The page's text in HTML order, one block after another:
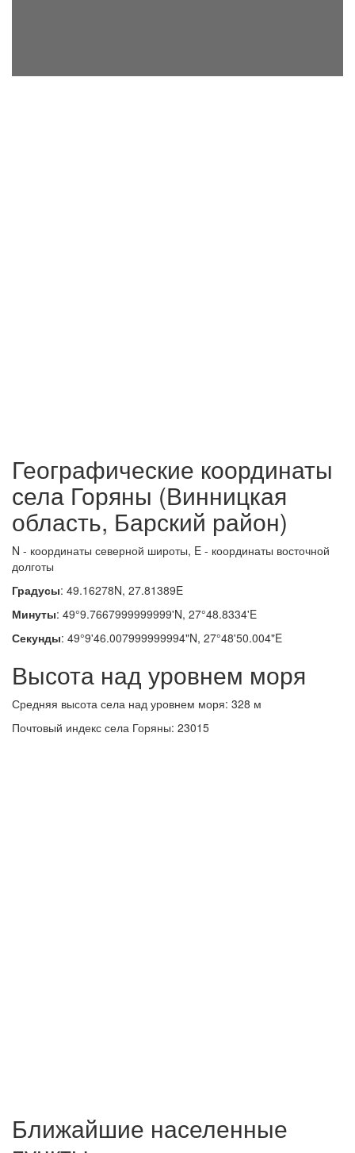
Географические координаты
села Горяны (Винницкая
область, Барский район)
N - координаты северной широты, E - координаты восточной
долготы
Градусы: 49.16278N, 27.81389E
Минуты: 49°9.7667999999999'N, 27°48.8334'E
Секунды: 49°9'46.007999999994"N, 27°48'50.004"E
Высота над уровнем моря
Средняя высота села над уровнем моря: 328 м
Почтовый индекс села Горяны: 23015
Ближайшие населенные